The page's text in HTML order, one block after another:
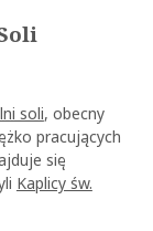
soli, obecny
pracujących
się
Kaplicy św.